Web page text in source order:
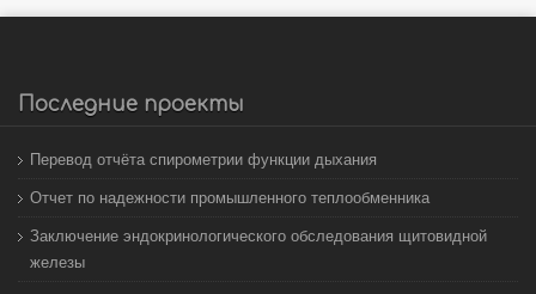
Последние проекты
Перевод отчёта спирометрии функции дыхания
Отчет по надежности промышленного теплообменника
Заключение эндокринологического обследования щитовидной
железы